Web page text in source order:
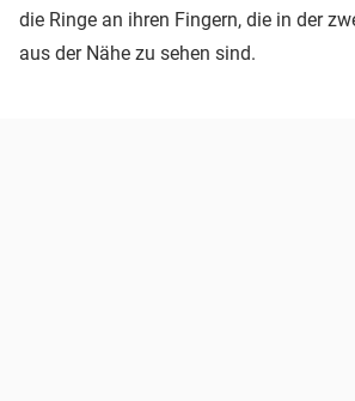
die Ringe an ihren Fingern, die in der
aus der Nähe zu sehen sind.